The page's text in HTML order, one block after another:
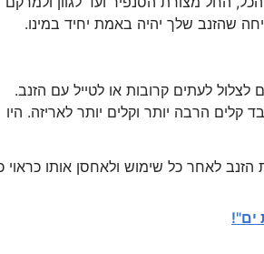
שהזנב שלך יהיה באמת יחיד במינו.
לעתים קרובות או לטייל עם הזנב.
קלים הרבה יותר וקלים יותר לאריזה. היו
הזנב לאחר כל שימוש ולאחסן אותו כראוי
ים"!